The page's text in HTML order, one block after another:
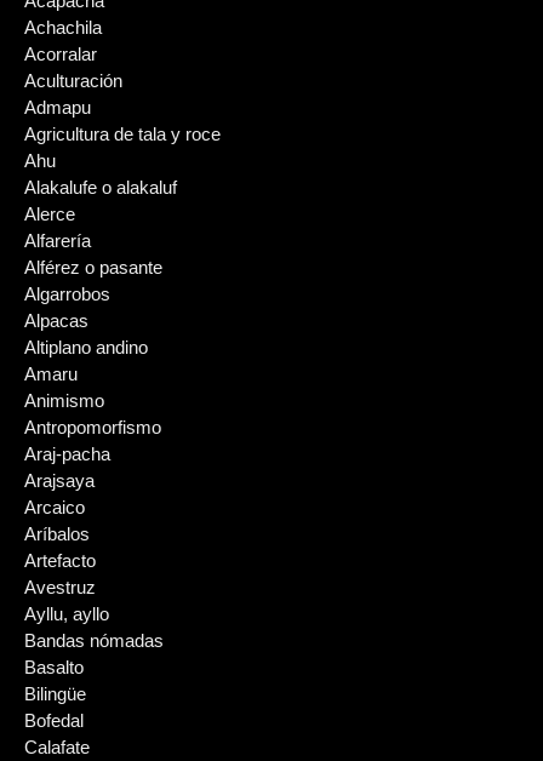
Achachila
Acorralar
Aculturación
Admapu
Agricultura de tala y roce
Ahu
Alakalufe o alakaluf
Alerce
Alfarería
Alférez o pasante
Algarrobos
Alpacas
Altiplano andino
Amaru
Animismo
Antropomorfismo
Araj-pacha
Arajsaya
Arcaico
Aríbalos
Artefacto
Avestruz
Ayllu, ayllo
Bandas nómadas
Basalto
Bilingüe
Bofedal
Calafate